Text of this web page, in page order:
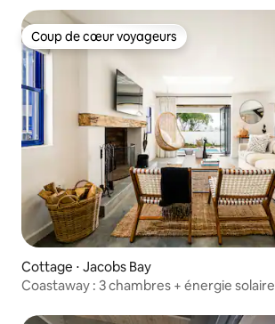
Coup de cœur voyageurs
Coup de cœur voyageurs
Cottage ⋅ Jacobs Bay
Coastaway : 3 chambres + énergie solaire